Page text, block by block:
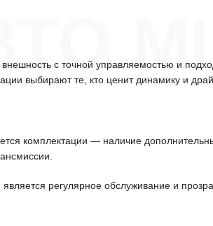
с точной управляемостью и
выбирают те, кто ценит динамику и
комплектации — наличие
регулярное обслуживание и